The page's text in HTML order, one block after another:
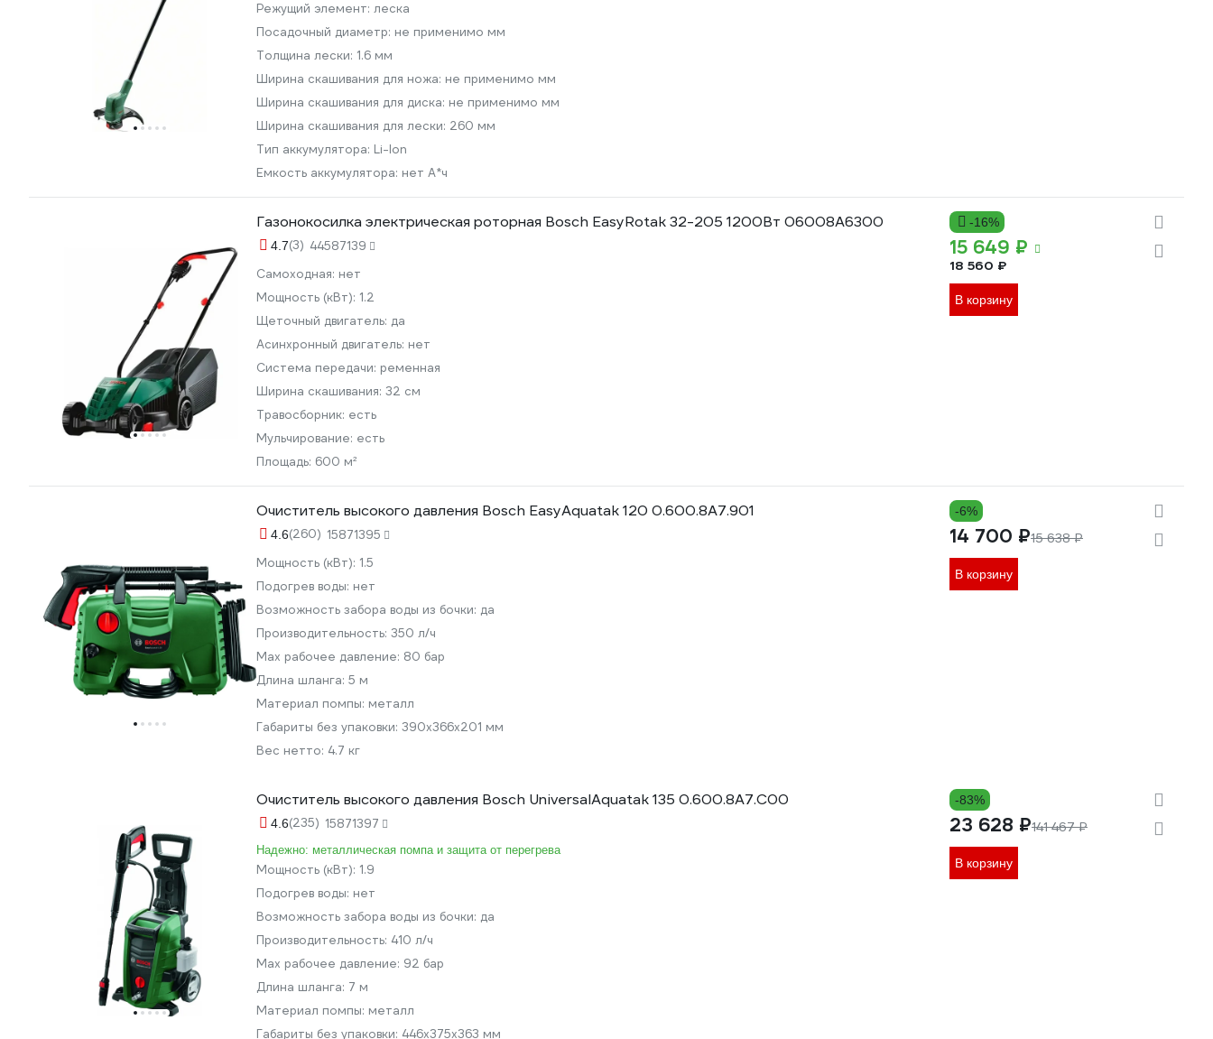
Режущий элемент: леска
Посадочный диаметр: не применимо мм
Толщина лески: 1.6 мм
Ширина скашивания для ножа: не применимо мм
Ширина скашивания для диска: не применимо мм
Ширина скашивания для лески: 260 мм
Тип аккумулятора: Li-lon
Емкость аккумулятора: нет А*ч
Газонокосилка электрическая роторная Bosch EasyRotak 32-205 1200Вт 06008A6300
4.7(3) 44587139
Самоходная: нет
Мощность (кВт): 1.2
Щеточный двигатель: да
Асинхронный двигатель: нет
Система передачи: ременная
Ширина скашивания: 32 см
Травосборник: есть
Мульчирование: есть
Площадь: 600 м²
-16%
15 649 ₽
18 560 ₽
В корзину
Очиститель высокого давления Bosch EasyAquatak 120 0.600.8A7.901
4.6(260) 15871395
Мощность (кВт): 1.5
Подогрев воды: нет
Возможность забора воды из бочки: да
Производительность: 350 л/ч
Мах рабочее давление: 80 бар
Длина шланга: 5 м
Материал помпы: металл
Габариты без упаковки: 390x366x201 мм
Вес нетто: 4.7 кг
-6%
14 700 ₽15 638 ₽
В корзину
Очиститель высокого давления Bosch UniversalAquatak 135 0.600.8A7.C00
4.6(235) 15871397
Надежно: металлическая помпа и защита от перегрева
Мощность (кВт): 1.9
Подогрев воды: нет
Возможность забора воды из бочки: да
Производительность: 410 л/ч
Мах рабочее давление: 92 бар
Длина шланга: 7 м
Материал помпы: металл
Габариты без упаковки: 446х375х363 мм
-83%
23 628 ₽141 467 ₽
В корзину